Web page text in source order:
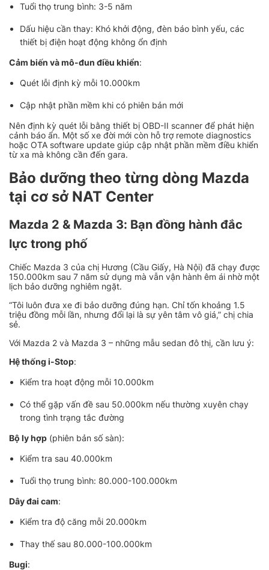
Tuổi thọ trung bình: 3-5 năm
Dấu hiệu cần thay: Khó khởi động, đèn báo bình yếu, các
thiết bị điện hoạt động không ổn định
Cảm biến và mô-đun điều khiển:
Quét lỗi định kỳ mỗi 10.000km
Cập nhật phần mềm khi có phiên bản mới
Nên định kỳ quét lỗi bằng thiết bị OBD-II scanner để phát hiện
cảnh báo ẩn. Một số xe đời mới còn hỗ trợ remote diagnostics
hoặc OTA software update giúp cập nhật phần mềm điều khiển
từ xa mà không cần đến gara.
Bảo dưỡng theo từng dòng Mazda
tại cơ sở NAT Center
Mazda 2 & Mazda 3: Bạn đồng hành đắc
lực trong phố
Chiếc Mazda 3 của chị Hương (Cầu Giấy, Hà Nội) đã chạy được
150.000km sau 7 năm sử dụng mà vẫn vận hành êm ái nhờ một
lịch bảo dưỡng nghiêm ngặt.
“Tôi luôn đưa xe đi bảo dưỡng đúng hạn. Chỉ tốn khoảng 1.5
triệu đồng mỗi lần, nhưng đổi lại là sự yên tâm vô giá,” chị chia
sẻ.
Với Mazda 2 và Mazda 3 – những mẫu sedan đô thị, cần lưu ý:
Hệ thống i-Stop:
Kiểm tra hoạt động mỗi 10.000km
Có thể gặp vấn đề sau 50.000km nếu thường xuyên chạy
trong tình trạng tắc đường
Bộ ly hợp (phiên bản số sàn):
Kiểm tra sau 40.000km
Tuổi thọ trung bình: 80.000-100.000km
Dây đai cam:
Kiểm tra độ căng mỗi 20.000km
Thay thế sau 80.000-100.000km
Bugi: